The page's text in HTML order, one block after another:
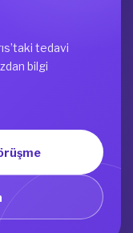
tedavi
bilgi